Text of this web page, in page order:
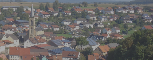
Prev Next